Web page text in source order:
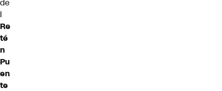
de
l
Re
té
n
Pu
en
te